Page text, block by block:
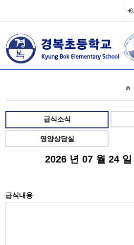
급식소식
영양상담실
2026 년 07 월 24
급식내용